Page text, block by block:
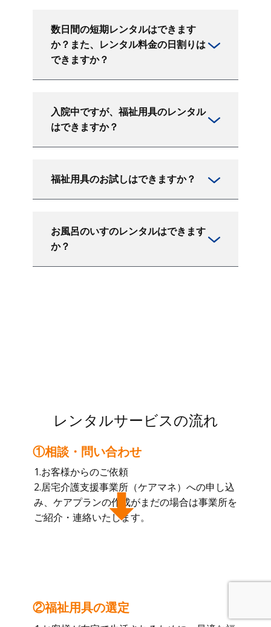
数日間の短期レンタルはできます
か？また、レンタル料金の日割りは
できますか？
入院中ですが、福祉用具のレンタル
はできますか？
福祉用具のお試しはできますか？
お風呂のいすのレンタルはできます
か？
レンタルサービスの流れ
1.お客様からのご依頼
2.居宅介護支援事業所（ケアマネ）への申し込
み、ケアプランの作成がまだの場合は事業所を
ご紹介・連絡いたします。
①相談・問い合わせ
②福祉用具の選定